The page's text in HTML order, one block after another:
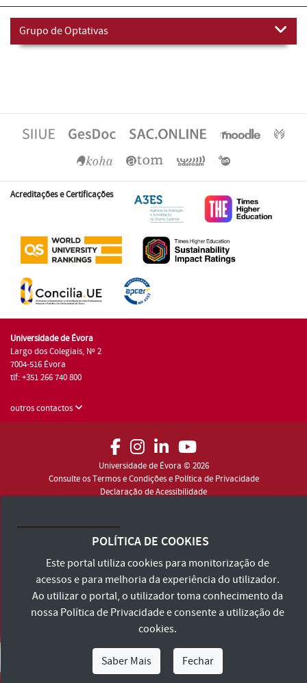
Grupo de Optativas
Acreditações e Certificações
Universidade de Évora
Largo dos Colegiais, Nº 2
7004-516 Évora
tlf: +351 266 740 800
outros contactos
Universidade de Évora © 2026
Consulte os Termos e Condições e Política de Privacidade
Declaração de Acessibilidade
POLÍTICA DE COOKIES
Este portal utiliza cookies para monitorização de
acessos e para melhoria da experiência do utilizador.
Ao utilizar o portal, o utilizador toma conhecimento da
nossa Política de Privacidadee consente a utilização de
cookies.
Saber Mais Fechar